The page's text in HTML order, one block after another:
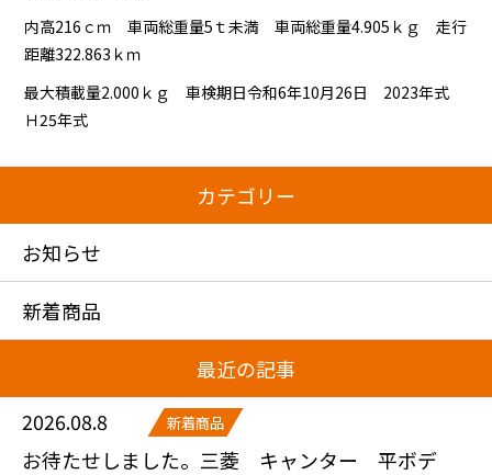
内高216ｃｍ 車両総重量5ｔ未満 車両総重量4.905ｋｇ 走行
距離322.863ｋｍ
最大積載量2.000ｋｇ 車検期日令和6年10月26日 2023年式
Ｈ25年式
カテゴリー
お知らせ
新着商品
最近の記事
2026.08.8
新着商品
お待たせしました。三菱 キャンター 平ボデ